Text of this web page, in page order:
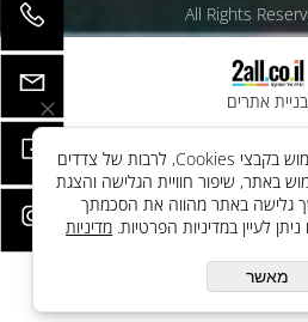
בניית אתרים
לידיעתך, באתרנו נעשה שימוש בקבצי Cookies, לרבות של צדדים
באתר, שיפור חוויית הגלישה והצגת
גלישה באתר מהווה את הסכמתך
לעיין במדיניות הפרטיות. מדיניות
מאשר